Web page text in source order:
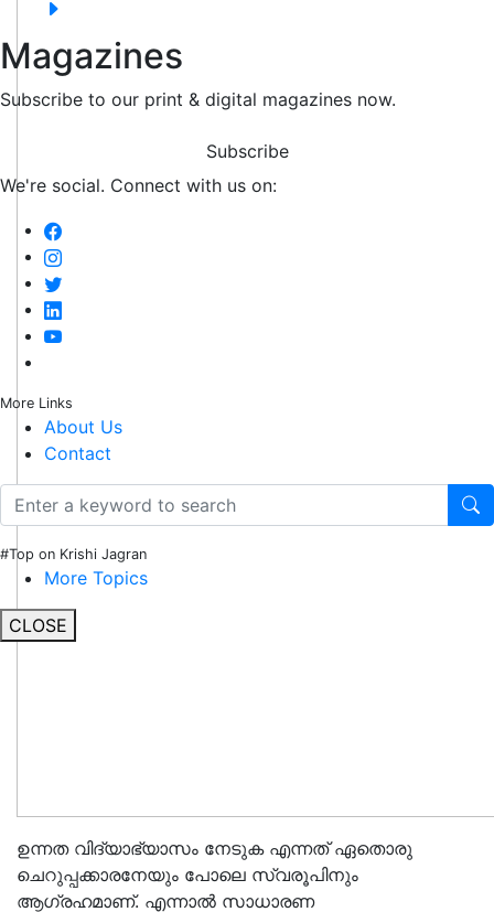
Magazines
Subscribe to our print & digital magazines now.
Subscribe
We're social. Connect with us on:
More Links
About Us
Contact
#Top on Krishi Jagran
More Topics
CLOSE
ഉന്നത വിദ്യാഭ്യാസം നേടുക എന്നത് ഏതൊരു
ചെറുപ്പക്കാരനേയും പോലെ സ്വരൂപിനും
ആഗ്രഹമാണ്. എന്നാൽ സാധാരണ